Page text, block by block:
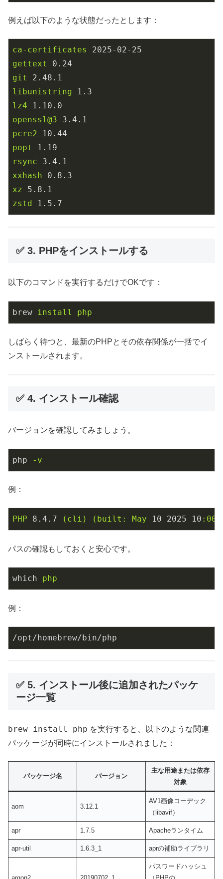
例えば以下のような状態だったとします：
ca-certificates 2025-02-25
gettext
0.24
git
2.48 .1
libunistring
1.3
lz4
1.10 .0
openssl@3
3.4 .1
pcre2
10.44
popt
1.19
rsync
3.4 .1
xxhash
0.8 .3
xz
5.8 .1
zstd
1.5 .7
✅ 3. PHPをインストールする
以下のコマンドを実行するだけでOKです：
brew install php
しばらく待つと、最新のPHPとその依存関係が一括でイ
ンストールされます。
✅ 4. インストール確認
バージョンを確認してみましょう。
php -v
例：
PHP 8.4 .7 (cli) (built: May 10 2025 10
パスの確認もしておくと安心です。
which php
例：
/opt/homebrew/bin/php
✅ 5. インストール後に追加されたパッケ
ージ一覧
brew install php を実行すると、以下のような関連
パッケージが同時にインストールされました：
パッケージ名 バージョン
主な用途または依存
対象
aom 3.12.1
AV1画像コーデック
（libavif）
apr 1.7.5 Apacheランタイム
apr-util 1.6.3_1 aprの補助ライブラリ
パスワードハッシュ